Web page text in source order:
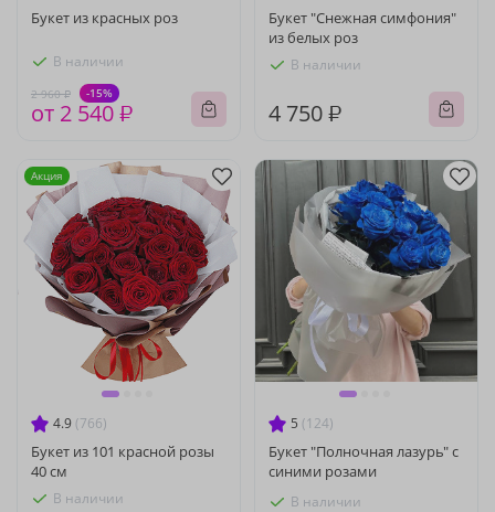
Букет из красных роз
В наличии
2 960 ₽ -15%
от 2 540 ₽
Букет "Снежная симфония"
из белых роз
В наличии
4 750 ₽
4.9 (766)
Букет из 101 красной розы
40 см
В наличии
Акция
5 (124)
Букет "Полночная лазурь" с
синими розами
В наличии